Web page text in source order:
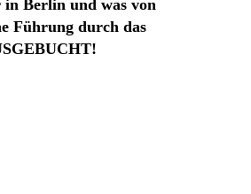
Berlin und was von
Führung durch das